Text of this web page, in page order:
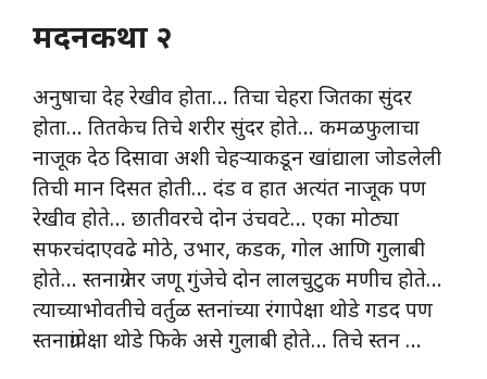
मदनकथा २
अनुषाचा देह रेखीव होता… तिचा चेहरा जितका सुंदर
होता… तितकेच तिचे शरीर सुंदर होते… कमळफुलाचा
नाजूक देठ दिसावा अशी चेहऱ्याकडून खांद्याला जोडलेली
तिची मान दिसत होती… दंड व हात अत्यंत नाजूक पण
रेखीव होते… छातीवरचे दोन उंचवटे… एका मोठ्या
सफरचंदाएवढे मोठे, उभार, कडक, गोल आणि गुलाबी
होते… स्तनाग्रे तर जणू गुंजेचे दोन लालचुटुक मणीच होते…
त्याच्याभोवतीचे वर्तुळ स्तनांच्या रंगापेक्षा थोडे गडद पण
स्तनाग्रांपेक्षा थोडे फिके असे गुलाबी होते… तिचे स्तन …